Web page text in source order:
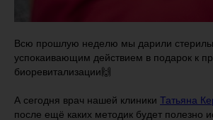
Всю прошлую неделю мы дарили
успокаивающим действием в подарок к
биоревитализации🙌
А сегодня врач нашей клиники Татьяна
после ещё каких методик будет полезно